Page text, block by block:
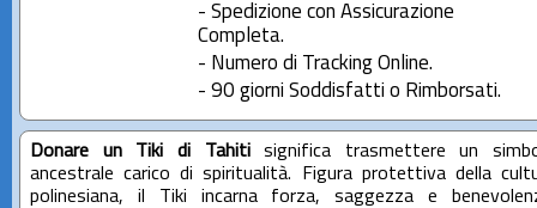
- Spedizione con Assicurazione
Completa.
- Numero di Tracking Online.
- 90 giorni Soddisfatti o Rimborsati.
Donare un Tiki di Tahitisignifica trasmettere un
ancestrale carico di spiritualità. Figura protettiva della
polinesiana, il Tiki incarna forza, saggezza e